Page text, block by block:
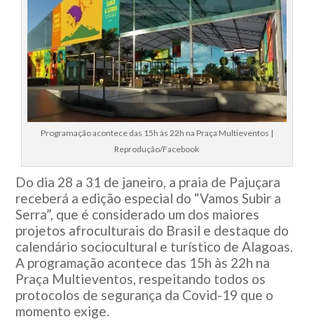
Programação acontece das 15h às 22h na Praça Multieventos |
Reprodução/Facebook
Do dia 28 a 31 de janeiro, a praia de Pajuçara
receberá a edição especial do “Vamos Subir a
Serra”, que é considerado um dos maiores
projetos afroculturais do Brasil e destaque do
calendário sociocultural e turístico de Alagoas.
A programação acontece das 15h às 22h na
Praça Multieventos, respeitando todos os
protocolos de segurança da Covid-19 que o
momento exige.